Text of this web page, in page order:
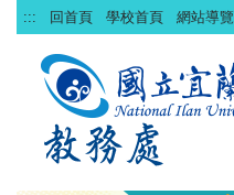
跳
到
::: 回首頁 學校首頁 網站導覽